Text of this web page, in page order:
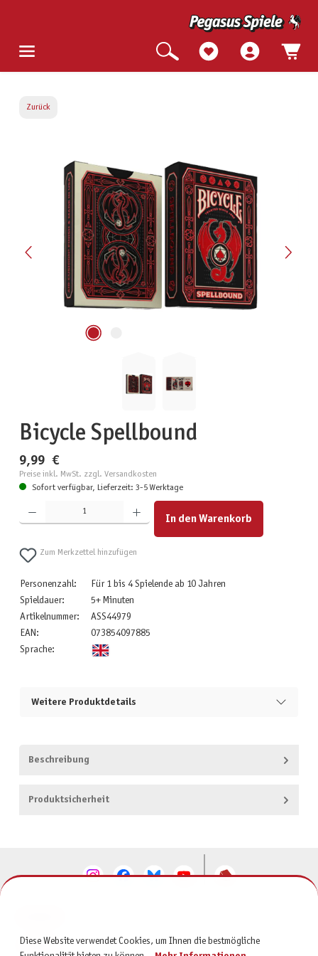
Zurück
Bildergalerie überspringen
Bicycle Spellbound
9,99 €
Preise inkl. MwSt. zzgl. Versandkosten
Sofort verfügbar, Lieferzeit: 3-5 Werktage
Produkt Anzahl: Gib den gewünschten Wert ein oder benutze die Schaltflächen um die Anzahl zu
In den Warenkorb
Zum Merkzettel hinzufügen
Personenzahl:
Für 1 bis 4 Spielende ab 10 Jahren
Spieldauer:
5+ Minuten
Artikelnummer:
ASS44979
EAN:
073854097885
Sprache:
Weitere Produktdetails
Beschreibung
Produktsicherheit
SERVICE
Diese Website verwendet Cookies, um Ihnen die bestmögliche